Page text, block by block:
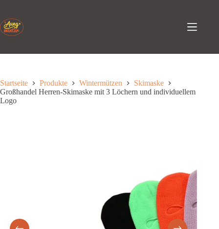
springen
Startseite Produkte Wintermützen
Skimaske
Großhandel Herren-Skimaske mit 3 Löchern und individuellem
Logo